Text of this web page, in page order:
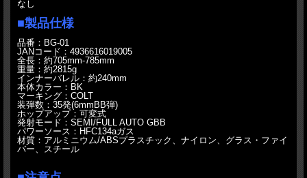
なし
■製品仕様
品番：BG-01
JANコード：4936616019005
全長：約705mm-785mm
重量：約2815g
インナーバレル：約240mm
本体カラー：BK
マーキング：COLT
装弾数：35発(6mmBB弾)
ホップアップ：可変式
発射モード：SEMI/FULL AUTO GBB
パワーソース：HFC134aガス
材質：アルミニウム/ABSプラスチック、ナイロン、グラス・ファイ
バー、スチール